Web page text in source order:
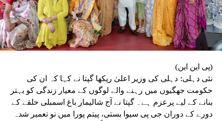
(پی این این)
نئی دہلی: دہلی کی وزیر اعلیٰ ریکھا گپتا نے کہا کہ ان کی
حکومت جھگیوں میں رہنے والے لوگوں کے معیار زندگی کو بہتر
بنانے کے لیے پرعزم ہے۔ گپتا نے آج شالیمار باغ اسمبلی حلقے کے
دورے کے دوران جی پی سیوا بستی، پیتم پورا میں نو تعمیر شدہ